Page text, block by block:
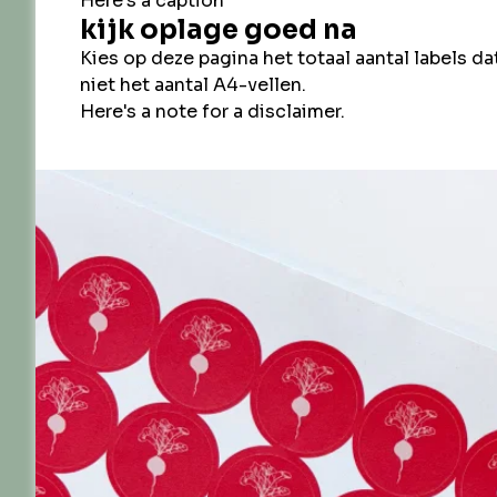
blijf op de
*verplichte velden
achternaam
e-mail*